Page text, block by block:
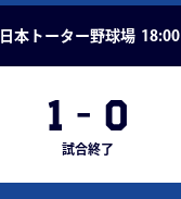
日本トーター野球場 18:00
1 - 0
試合終了